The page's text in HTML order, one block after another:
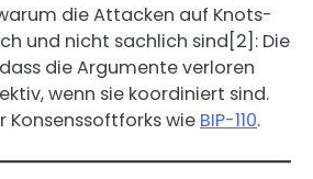
die Attacken auf Knots-
und nicht sachlich sind[2]: Die
die Argumente verloren
wenn sie koordiniert sind.
Konsenssoftforks wie BIP-110.